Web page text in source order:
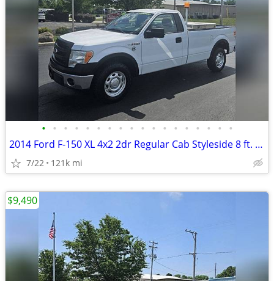
• • • • • • • • • • • • • • • • • •
2014 Ford F-150 XL 4x2 2dr Regular Cab Styleside 8 ft. LB
7/22 121k mi
$9,490